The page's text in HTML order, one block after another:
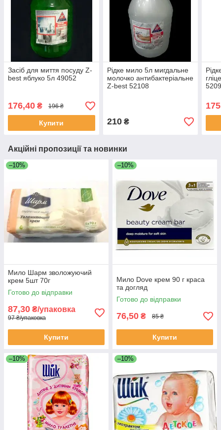
Засіб для миття посуду Z-
best яблуко 5л 49052
176,40 ₴ 196 ₴
Купити
Рідке мило 5л мигдальне
молочко антибактеріальне
Z-best 52108
210₴
Акційні пропозиції та новинки
–10%
Мило Шарм зволожуючий
крем 5шт 70г
Готово до відправки
87,30 ₴/упаковка
97 ₴/упаковка
Купити
–10%
Мило Dove крем 90 г краса
та догляд
Готово до відправки
76,50 ₴ 85 ₴
Купити
–10% –10%